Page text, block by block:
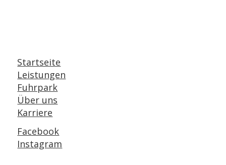
Startseite
Leistungen
Fuhrpark
Über uns
Karriere
Facebook
Instagram